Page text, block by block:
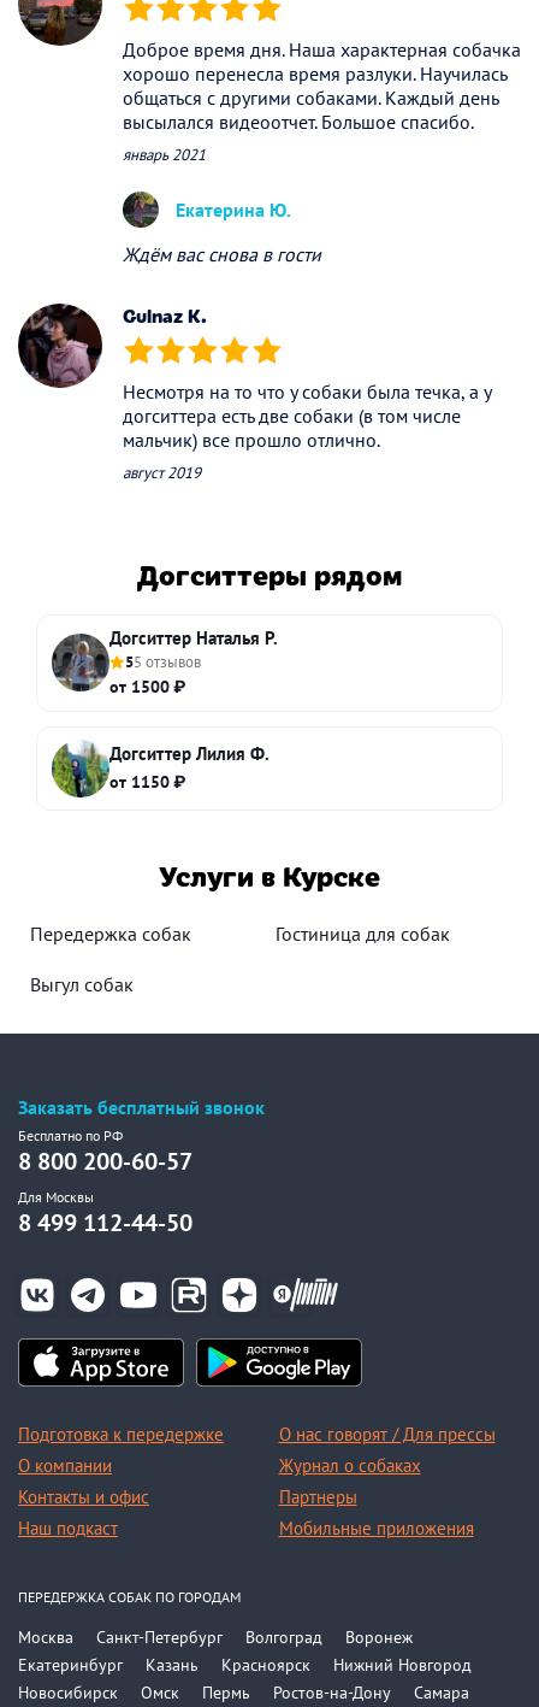
(*) (*) (*) (*) (*)
Доброе время дня. Наша характерная собачка
хорошо перенесла время разлуки. Научилась
общаться с другими собаками. Каждый день
высылался видеоотчет. Большое спасибо.
январь 2021
Екатерина Ю.
Ждём вас снова в гости
Gulnaz K.
(*) (*) (*) (*) (*)
Несмотря на то что у собаки была течка, а у
догситтера есть две собаки (в том числе
мальчик) все прошло отлично.
август 2019
Догситтеры рядом
Догситтер Наталья Р.
55 отзывов
от 1500 ₽
Догситтер Лилия Ф.
от 1150 ₽
Услуги в Курске
Передержка собак Гостиница для собак
Выгул собак
Заказать бесплатный звонок
Бесплатно по РФ
8 800 200-60-57
Для Москвы
8 499 112-44-50
Подготовка к передержке
О компании
Контакты и офис
Наш подкаст
О нас говорят / Для прессы
Журнал о собаках
Партнеры
Мобильные приложения
ПЕРЕДЕРЖКА СОБАК ПО ГОРОДАМ
Москва Санкт-Петербург Волгоград
Воронеж
Екатеринбург
Казань Красноярск
Нижний Новгород
Новосибирск
Омск Пермь Ростов-на-Дону Самара